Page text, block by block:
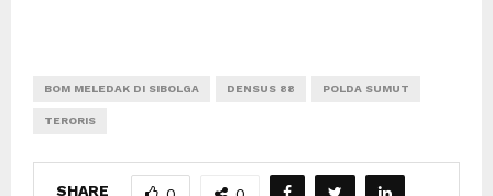
BOM MELEDAK DI SIBOLGA DENSUS 88 POLDA SUMUT
TERORIS
SHARE